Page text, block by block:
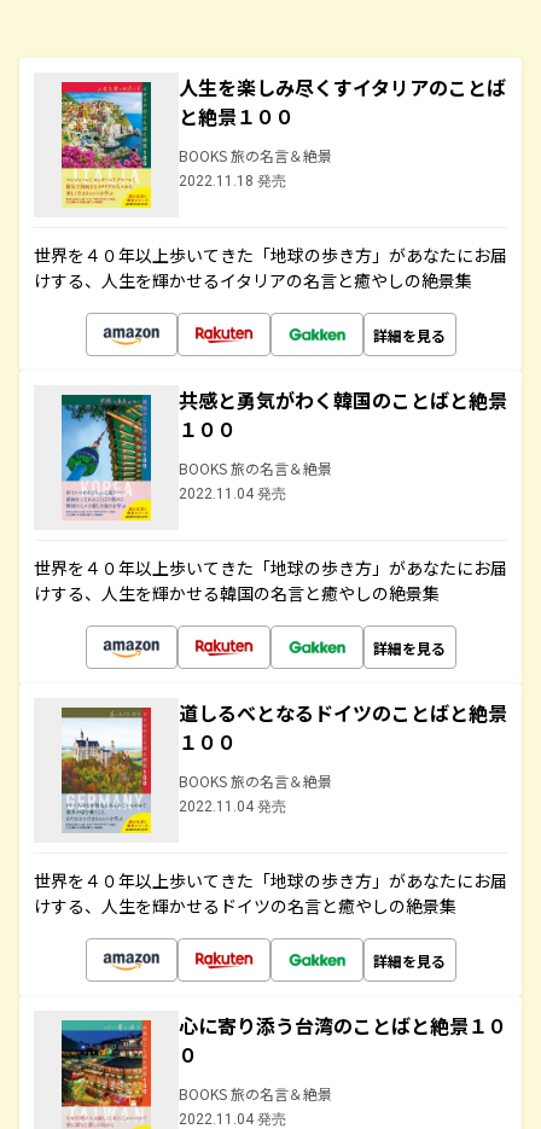
人生を楽しみ尽くすイタリアのことば
と絶景１００
BOOKS 旅の名言＆絶景
2022.11.18 発売
世界を４０年以上歩いてきた「地球の歩き方」があなたにお届
けする、人生を輝かせるイタリアの名言と癒やしの絶景集
詳細を見る
共感と勇気がわく韓国のことばと絶景
１００
BOOKS 旅の名言＆絶景
2022.11.04 発売
世界を４０年以上歩いてきた「地球の歩き方」があなたにお届
けする、人生を輝かせる韓国の名言と癒やしの絶景集
詳細を見る
道しるべとなるドイツのことばと絶景
１００
BOOKS 旅の名言＆絶景
2022.11.04 発売
世界を４０年以上歩いてきた「地球の歩き方」があなたにお届
けする、人生を輝かせるドイツの名言と癒やしの絶景集
詳細を見る
心に寄り添う台湾のことばと絶景１０
０
BOOKS 旅の名言＆絶景
2022.11.04 発売